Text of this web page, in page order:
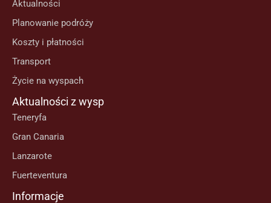
Aktualności
Planowanie podróży
Koszty i płatności
Transport
Życie na wyspach
Aktualności z wysp
Teneryfa
Gran Canaria
Lanzarote
Fuerteventura
Informacje